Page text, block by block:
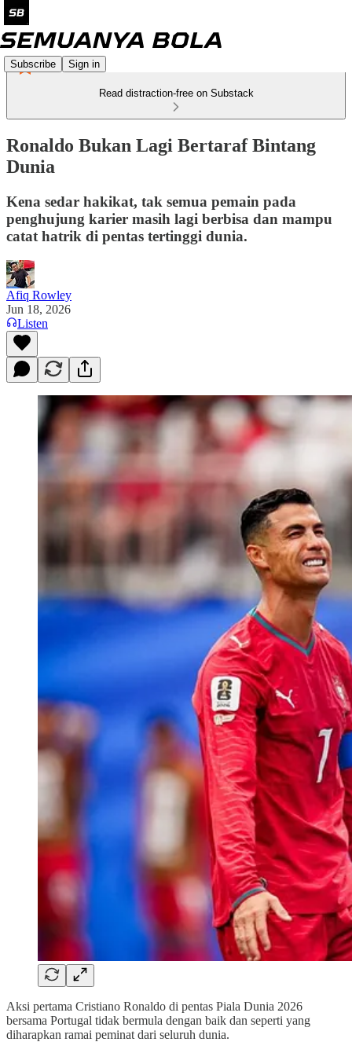
Subscribe Sign in
Read distraction-free on Substack
Ronaldo Bukan Lagi Bertaraf Bintang
Dunia
Kena sedar hakikat, tak semua pemain pada
penghujung karier masih lagi berbisa dan mampu
catat hatrik di pentas tertinggi dunia.
Afiq Rowley
Jun 18, 2026
Listen
Aksi pertama Cristiano Ronaldo di pentas Piala Dunia 2026
bersama Portugal tidak bermula dengan baik dan seperti yang
diharapkan ramai peminat dari seluruh dunia.